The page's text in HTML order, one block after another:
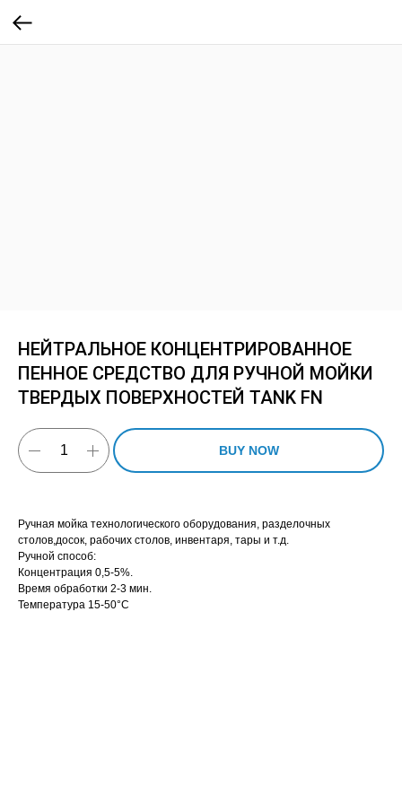
НЕЙТРАЛЬНОЕ КОНЦЕНТРИРОВАННОЕ
ПЕННОЕ СРЕДСТВО ДЛЯ РУЧНОЙ МОЙКИ
ТВЕРДЫХ ПОВЕРХНОСТЕЙ TANK FN
BUY NOW
Ручная мойка технологического оборудования, разделочных
столов,досок, рабочих столов, инвентаря, тары и т.д.
Ручной способ:
Концентрация 0,5-5%.
Время обработки 2-3 мин.
Температура 15-50°С